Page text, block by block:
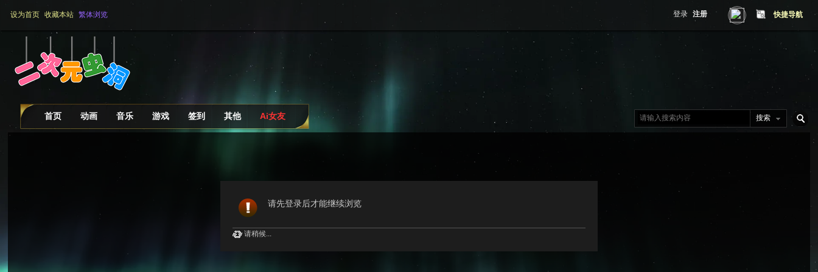
设为首页 收藏本站 繁体浏览 快捷导航
登录 注册
搜索
首页 动画 音乐 游戏 签到 其他 Ai女友
请先登录后才能继续浏览
请稍候...